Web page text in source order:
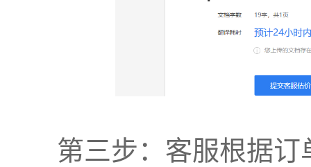
第三步：客服根据